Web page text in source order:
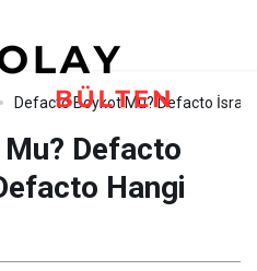
Defacto Boykot Mu? Defacto İsrail
Defacto
Hangi
Ltb İsrail Malı Mı?
Paylaş